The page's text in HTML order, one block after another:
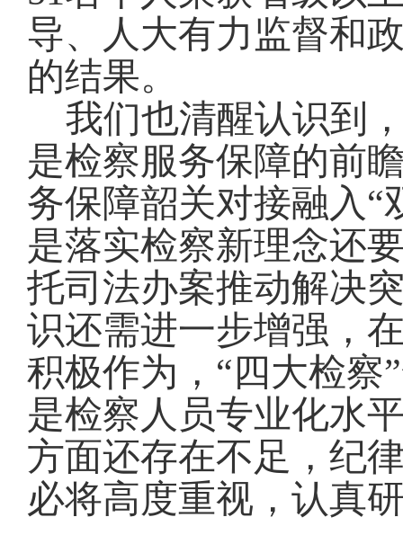
导、人大有力监督和
的结果。
我们也清醒认识到
是检察服务保障的前
务保障韶关对接融入“
是落实检察新理念还
托司法办案推动解决
识还需进一步增强，
积极作为，“四大检察
是检察人员专业化水
方面还存在不足，纪
必将高度重视，认真